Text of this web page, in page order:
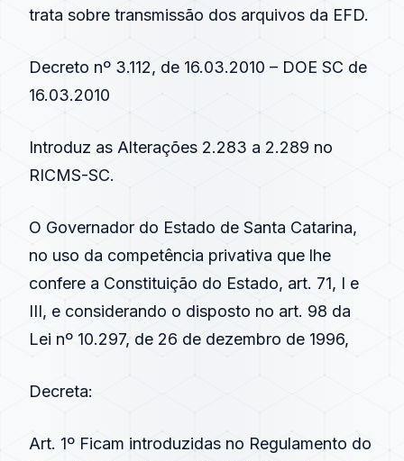
trata sobre transmissão dos arquivos da EFD.
Decreto nº 3.112, de 16.03.2010 – DOE SC de
16.03.2010
Introduz as Alterações 2.283 a 2.289 no
RICMS-SC.
O Governador do Estado de Santa Catarina,
no uso da competência privativa que lhe
confere a Constituição do Estado, art. 71, I e
III, e considerando o disposto no art. 98 da
Lei nº 10.297, de 26 de dezembro de 1996,
Decreta:
Art. 1º Ficam introduzidas no Regulamento do